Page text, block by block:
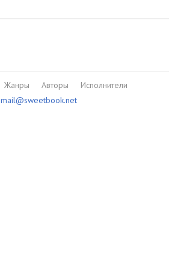
Жанры Авторы
Исполнители
mail@sweetbook.net